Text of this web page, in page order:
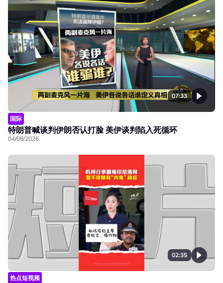
07:33
国际
特朗普喊谈判伊朗否认打脸 美伊谈判陷入死循环
04/08/2026
02:35
热点短视频